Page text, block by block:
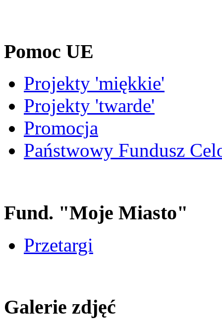
Pomoc UE
Projekty 'miękkie'
Projekty 'twarde'
Promocja
Państwowy Fundusz
Fund. "Moje Miasto"
Przetargi
Galerie zdjęć